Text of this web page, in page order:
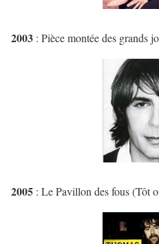
2003 : Pièce montée des grands
2005 : Le Pavillon des fous (Tôt